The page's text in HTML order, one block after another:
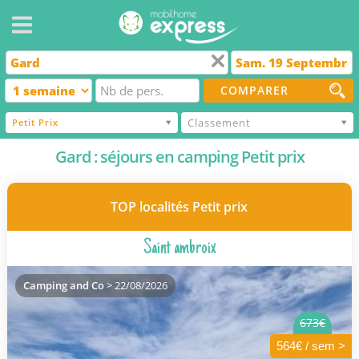
COMPARER
Petit Prix Classement
Gard : séjours en camping Petit prix
TOP localités Petit prix
Saint ambroix
673€
564€ / sem >
Camping and Co> 22/08/2026